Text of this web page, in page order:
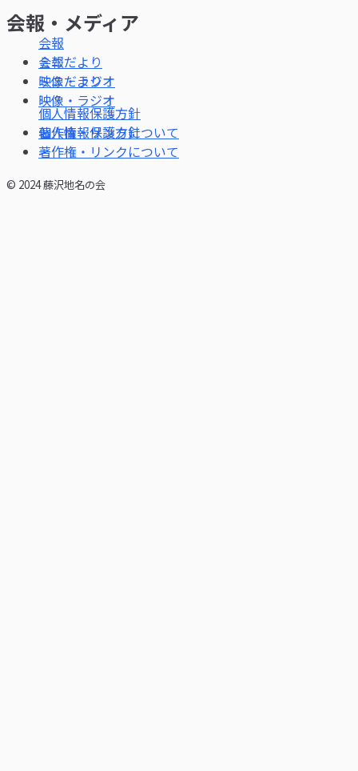
会報・メディア
会報
ミニだより
映像・ラジオ
個人情報保護方針
著作権・リンクについて
© 2024 藤沢地名の会